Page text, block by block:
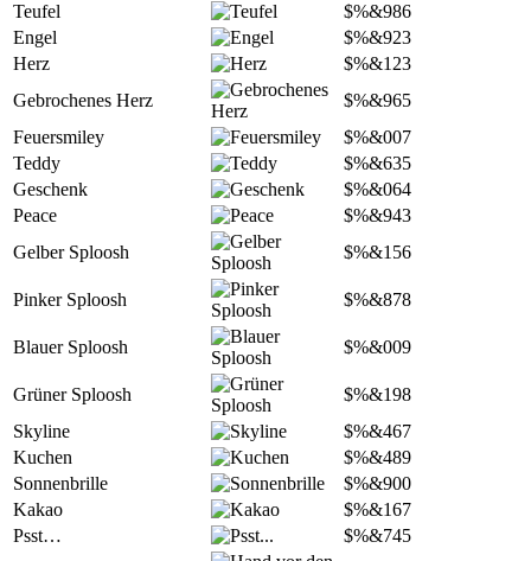
Teufel
$%&986
Engel
$%&923
Herz
$%&123
Gebrochenes Herz
$%&965
Feuersmiley
$%&007
Teddy
$%&635
Geschenk
$%&064
Peace
$%&943
Gelber Sploosh
$%&156
Pinker Sploosh $%&878
Blauer Sploosh $%&009
Grüner Sploosh
$%&198
Skyline
$%&467
Kuchen
$%&489
Sonnenbrille
$%&900
Kakao
$%&167
Psst…
$%&745